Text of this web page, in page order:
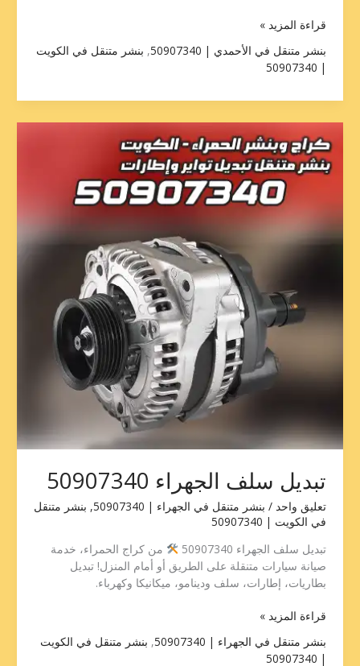
قراءة المزيد »
بنشر متنقل في الأحمدي | 50907340
, بنشر متنقل في الكويت
| 50907340
تبديل سلف الجهراء 50907340
تعليق واحد / بنشر متنقل في الجهراء | 50907340 , بنشر متنقل
في الكويت | 50907340
تبديل سلف الجهراء 50907340
من كراج الحمراء، خدمة
صيانة سيارات متنقلة على الطريق أو أمام المنزل! تبديل
بطاريات، إطارات، سلف ودينامو، ميكانيكا وكهرباء.
سلف
الجهراء
50907340
قراءة المزيد »
بنشر متنقل في الجهراء | 50907340
, بنشر متنقل في الكويت
| 50907340